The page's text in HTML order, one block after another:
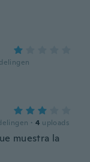
· 4 uploads
muestra la